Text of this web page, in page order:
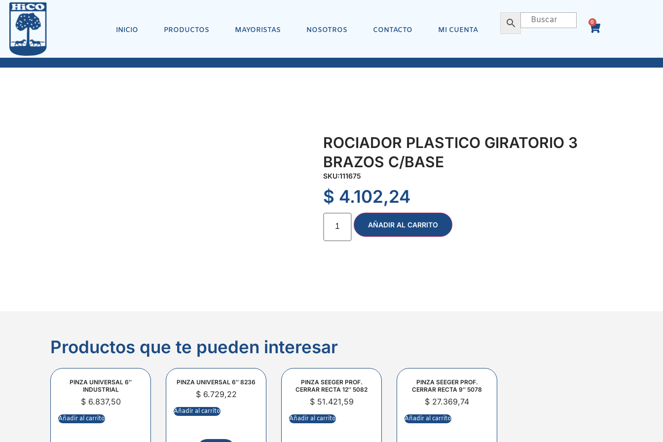
INICIO PRODUCTOS MAYORISTAS NOSOTROS CONTACTO MI CUENTA
0
ROCIADOR PLASTICO GIRATORIO 3
BRAZOS C/BASE
SKU:111675
$ 4.102,24
AÑADIR AL CARRITO
Productos que te pueden interesar
PINZA UNIVERSAL 6″
INDUSTRIAL
$6.837,50
Añadir al carrito
PINZA UNIVERSAL 6″ 8236
$6.729,22
Añadir al carrito
PINZA SEEGER PROF.
CERRAR RECTA 12″ 5082
$51.421,59
Añadir al carrito
PINZA SEEGER PROF.
CERRAR RECTA 9″ 5078
$ 27.369,74
Añadir al carrito